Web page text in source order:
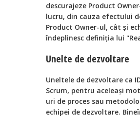
descurajeze Product
lucru, din cauza efectului
Product Owner-ul, cât și
îndeplinesc definiția lui
Unelte de dezvoltare
Uneltele de dezvoltare ca
Scrum, pentru aceleași
uri de proces sau
echipei de dezvoltare.